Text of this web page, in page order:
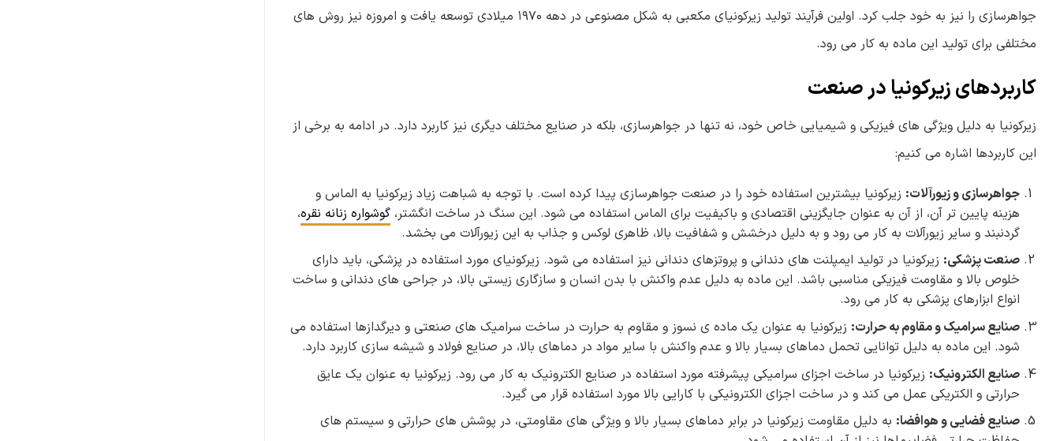
جواهرسازی را نیز به خود جلب کرد. اولین فرآیند تولید زیرکونیای مکعبی به شکل مصنوعی در دهه ۱۹۷۰ میلادی توسعه یافت و امروزه نیز روش های
مختلفی برای تولید این ماده به کار می رود.
کاربردهای زیرکونیا در صنعت
زیرکونیا به دلیل ویژگی های فیزیکی و شیمیایی خاص خود، نه تنها در جواهرسازی، بلکه در صنایع مختلف دیگری نیز کاربرد دارد. در ادامه به برخی از
این کاربردها اشاره می کنیم:
جواهرسازی و زیورآلات: زیرکونیا بیشترین استفاده خود را در صنعت جواهرسازی پیدا کرده است. با توجه به شباهت زیاد زیرکونیا به الماس و
هزینه پایین تر آن، از آن به عنوان جایگزینی اقتصادی و باکیفیت برای الماس استفاده می شود. این سنگ در ساخت انگشتر، گوشواره زنانه نقره،
گردنبند و سایر زیورآلات به کار می رود و به دلیل درخشش و شفافیت بالا، ظاهری لوکس و جذاب به این زیورآلات می بخشد.
صنعت پزشکی: زیرکونیا در تولید ایمپلنت های دندانی و پروتزهای دندانی نیز استفاده می شود. زیرکونیای مورد استفاده در پزشکی، باید دارای
خلوص بالا و مقاومت فیزیکی مناسبی باشد. این ماده به دلیل عدم واکنش با بدن انسان و سازگاری زیستی بالا، در جراحی های دندانی و ساخت
انواع ابزارهای پزشکی به کار می رود.
صنایع سرامیک و مقاوم به حرارت: زیرکونیا به عنوان یک ماده ی نسوز و مقاوم به حرارت در ساخت سرامیک های صنعتی و دیرگدازها استفاده می
شود. این ماده به دلیل توانایی تحمل دماهای بسیار بالا و عدم واکنش با سایر مواد در دماهای بالا، در صنایع فولاد و شیشه سازی کاربرد دارد.
صنایع الکترونیک: زیرکونیا در ساخت اجزای سرامیکی پیشرفته مورد استفاده در صنایع الکترونیک به کار می رود. زیرکونیا به عنوان یک عایق
حرارتی و الکتریکی عمل می کند و در ساخت اجزای الکترونیکی با کارایی بالا مورد استفاده قرار می گیرد.
صنایع فضایی و هوافضا: به دلیل مقاومت زیرکونیا در برابر دماهای بسیار بالا و ویژگی های مقاومتی، در پوشش های حرارتی و سیستم های